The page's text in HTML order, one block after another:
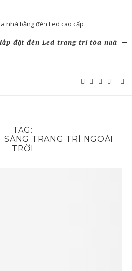
lắp đặt đèn Led trang trí tòa nhà
TAG:
TRANG TRÍ NGOÀI
TRỜI